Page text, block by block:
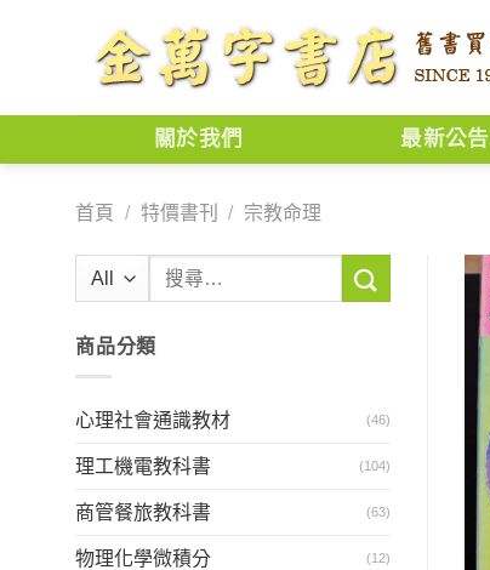
關於我們 最新公告
首頁 / 特價書刊 / 宗教命理
鍵
商品分類
心理社會通識教材 (46)
理工機電教科書 (104)
商管餐旅教科書 (63)
物理化學微積分 (12)